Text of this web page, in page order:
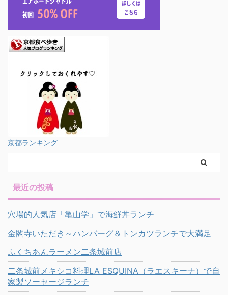
京都ランキング
最近の投稿
穴場的人気店「亀山学」で海鮮丼ランチ
金閣寺いただき～ハンバーグ＆トンカツランチで大満足
ふくちあんラーメン二条城前店
二条城前メキシコ料理LA ESQUINA（ラエスキーナ）で自
家製ソーセージランチ